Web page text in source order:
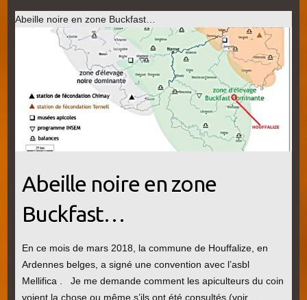
Abeille noire en zone Buckfast…
Abeille noire en zone
Buckfast…
En ce mois de mars 2018, la commune de Houffalize, en
Ardennes belges, a signé une convention avec l’asbl
Mellifica . Je me demande comment les apiculteurs du coin
voient la chose ou même s’ils ont été consultés (voir…